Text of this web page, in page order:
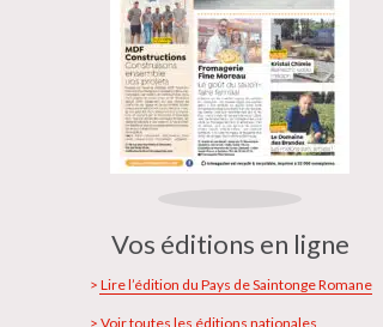
Vos éditions en ligne
Lire l’édition du Pays de Saintonge Romane
Voir toutes les éditions nationales